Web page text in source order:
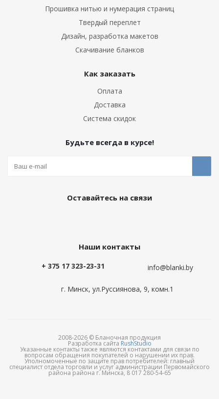
Прошивка нитью и нумерация страниц
Твердый переплет
Дизайн, разработка макетов
Скачивание бланков
Как заказать
Оплата
Доставка
Система скидок
Будьте всегда в курсе!
Оставайтесь на связи
Наши контакты
+ 375 17 323-23-31 info@blanki.by
г. Минск, ул.Руссиянова, 9, комн.1
2008-2026 © Бланочная продукция
Разработка сайта RushStudio
Указанные контакты также являются контактами для связи по
вопросам обращения покупателей о нарушении их прав.
Уполномоченные по защите прав потребителей: главный
специалист отдела торговли и услуг администрации Первомайского
района района г. Минска, 8 017 280-54-65